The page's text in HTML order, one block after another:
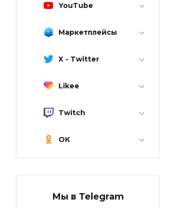
YouTube
Маркетплейсы
X - Twitter
Likee
Twitch
ОК
Мы в Telegram